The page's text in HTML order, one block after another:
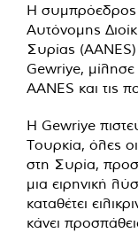
Η συμπρόεδρος
Αυτόνομης
Συρίας
Gewriye, μίλησε
AANES και τις
Η Gewriye
Τουρκία, όλες
στη Συρία,
μια ειρηνική
καταθέτει
κάνει